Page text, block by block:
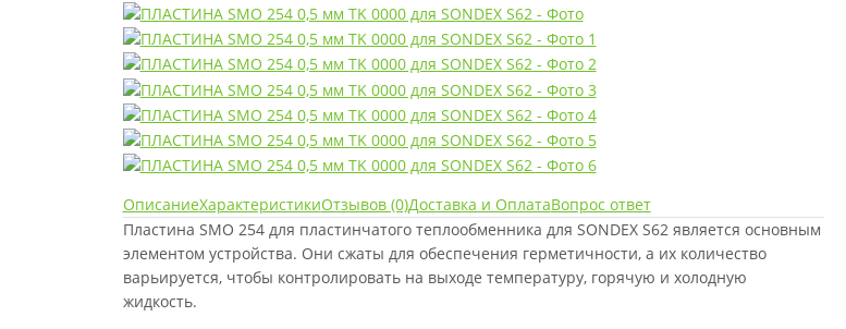
ОписаниеХарактеристикиОтзывов (0)Доставка и ОплатаВопрос ответ
Пластина SMO 254 для пластинчатого теплообменника для SONDEX S62 является основным
элементом устройства. Они сжаты для обеспечения герметичности, а их количество
варьируется, чтобы контролировать на выходе температуру, горячую и холодную
жидкость.